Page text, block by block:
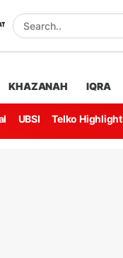
KHAZANAH IQRA
UBSI Telko Highlight